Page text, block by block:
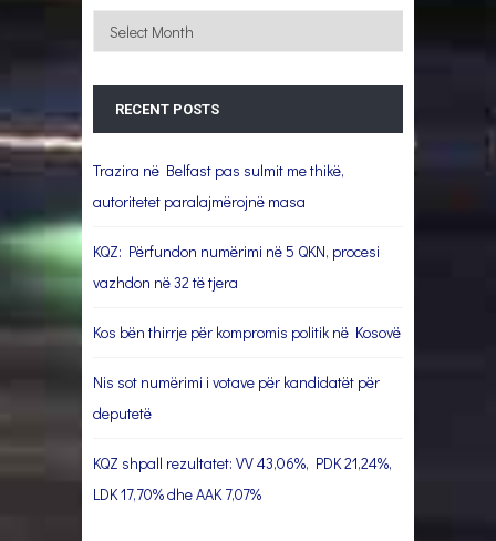
Archives
RECENT POSTS
Trazira në Belfast pas sulmit me thikë,
autoritetet paralajmërojnë masa
KQZ: Përfundon numërimi në 5 QKN, procesi
vazhdon në 32 të tjera
Kos bën thirrje për kompromis politik në Kosovë
Nis sot numërimi i votave për kandidatët për
deputetë
KQZ shpall rezultatet: VV 43,06%, PDK 21,24%,
LDK 17,70% dhe AAK 7,07%